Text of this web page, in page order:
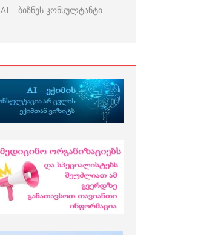
AI – ბიზნეს კონსულტანტი